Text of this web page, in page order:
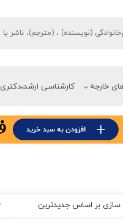
خارجه کارشناسی ارشد،دکتری